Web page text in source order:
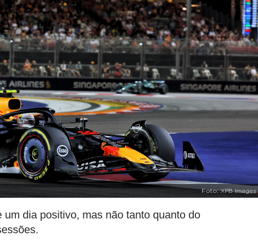
Foto: XPB Images
dia positivo, mas não tanto quanto do